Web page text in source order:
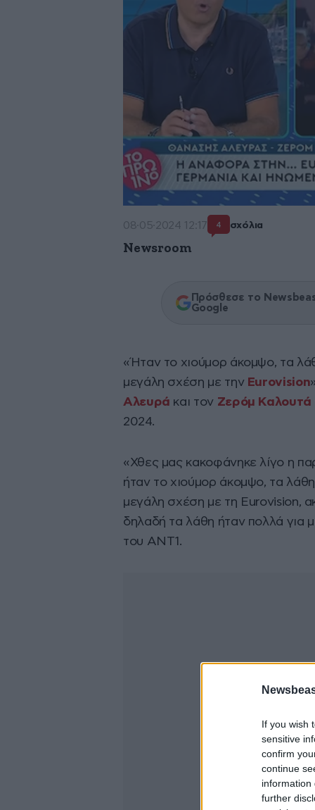
If you wish
sensitive
confirm
continue
information
further
08·05·2024 12:17 4 σχόλια
Newsroom
Πρόσθεσε το
Google
«Ήταν το χιούμορ άκομψο, τα
μεγάλη σχέση με την Eurovision
Αλευρά και τον Ζερόμ Καλουτά
2024.
«Χθες μας κακοφάνηκε λίγο η
ήταν το χιούμορ άκομψο, τα
μεγάλη σχέση με τη Eurovision,
δηλαδή τα λάθη ήταν πολλά για
του ΑΝΤ1.